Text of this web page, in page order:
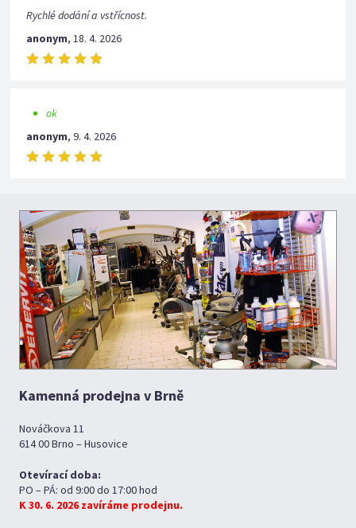
Rychlé dodání a vstřícnost.
anonym,18. 4. 2026
ok
anonym,9. 4. 2026
Kamenná prodejna v Brně
Nováčkova 11
614 00 Brno – Husovice
Otevírací doba:
PO – PÁ: od 9:00 do 17:00 hod
K 30. 6. 2026 zavíráme prodejnu.